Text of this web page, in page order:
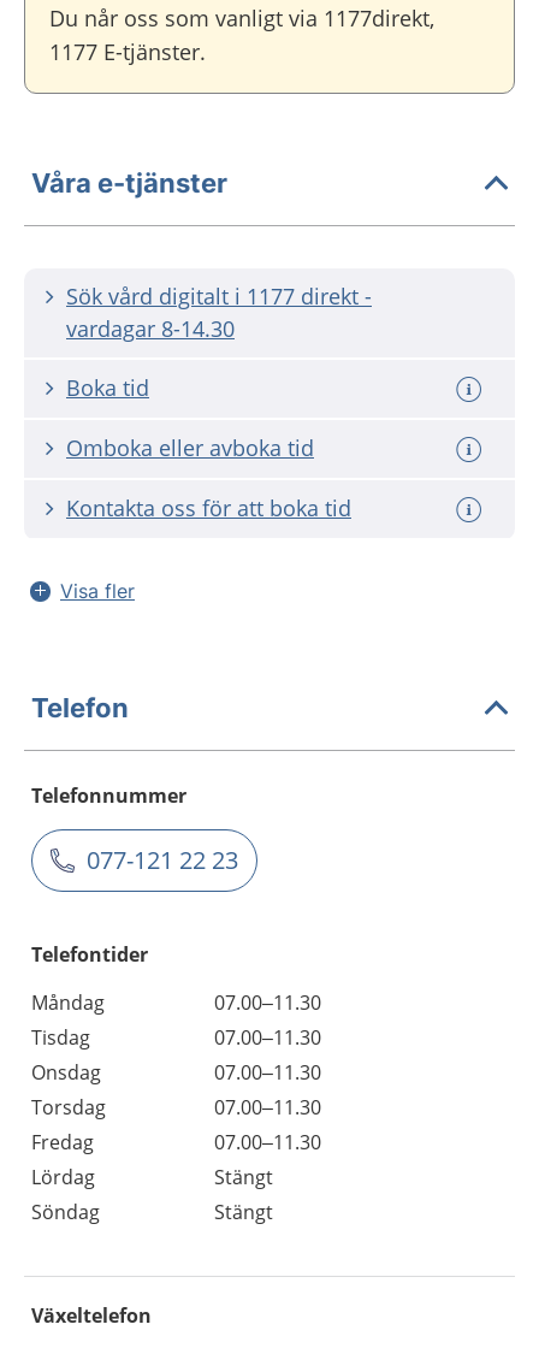
Du når oss som vanligt via 1177direkt,
1177 E-tjänster.
Våra e-tjänster
Sök vård digitalt i 1177 direkt -
vardagar 8-14.30
Boka tid
Omboka eller avboka tid
Kontakta oss för att boka tid
Visa fler
Telefon
Telefonnummer
077-121 22 23
Telefontider
Måndag
07.00–11.30
Tisdag
07.00–11.30
Onsdag
07.00–11.30
Torsdag
07.00–11.30
Fredag
07.00–11.30
Lördag
Stängt
Söndag
Stängt
Växeltelefon